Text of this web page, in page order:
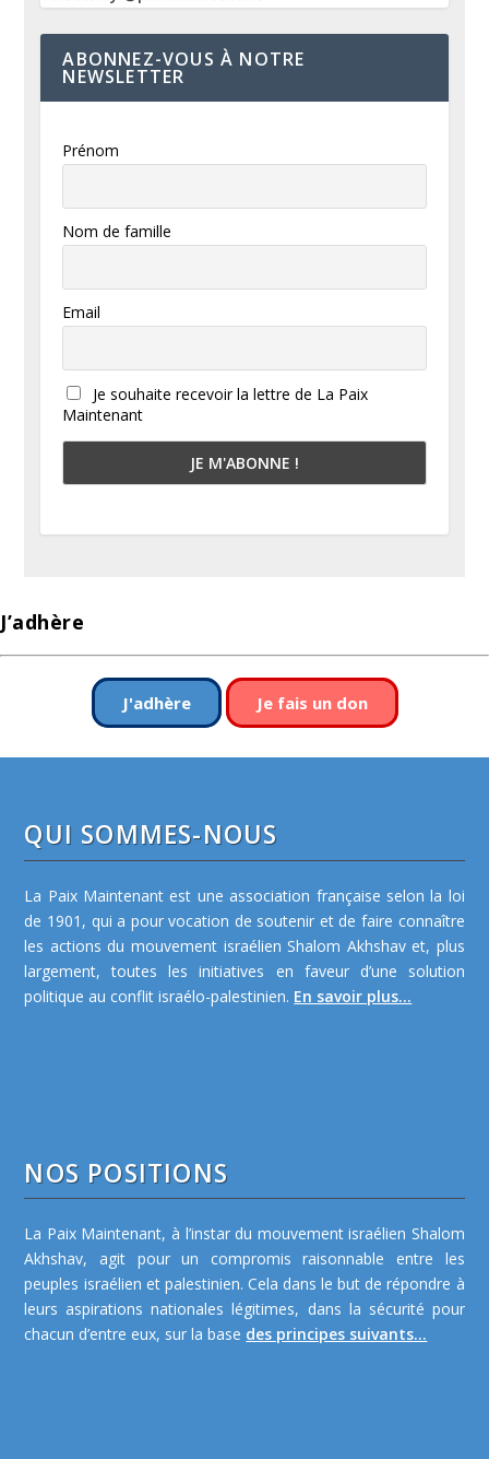
ABONNEZ-VOUS À NOTRE
NEWSLETTER
Prénom
Nom de famille
Email
Je souhaite recevoir la lettre de La Paix
Maintenant
J’adhère
J'adhère Je fais un don
QUI SOMMES-NOUS
La Paix Maintenant est une association française selon la loi
de 1901, qui a pour vocation de soutenir et de faire connaître
les actions du mouvement israélien Shalom Akhshav et, plus
largement, toutes les initiatives en faveur d’une solution
politique au conflit israélo-palestinien. En savoir plus...
NOS POSITIONS
La Paix Maintenant, à l’instar du mouvement israélien Shalom
Akhshav, agit pour un compromis raisonnable entre les
peuples israélien et palestinien. Cela dans le but de répondre à
leurs aspirations nationales légitimes, dans la sécurité pour
chacun d’entre eux, sur la base des principes suivants...